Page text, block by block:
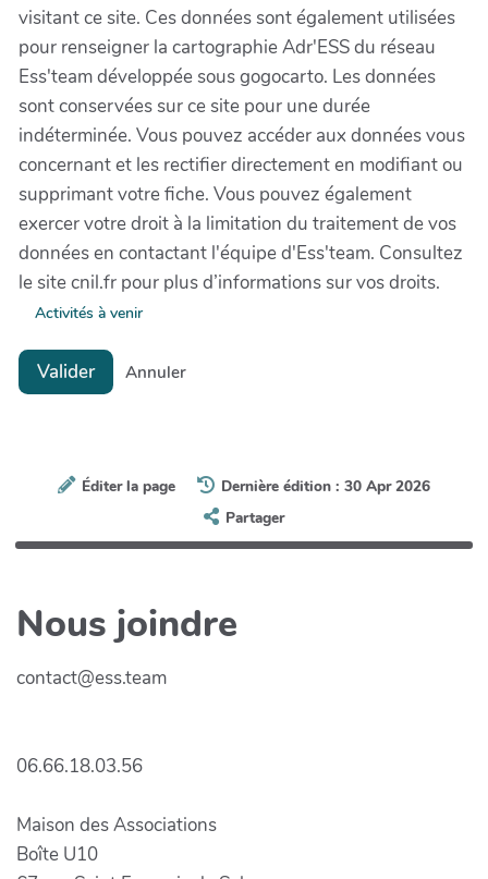
visitant ce site. Ces données sont également utilisées
pour renseigner la cartographie Adr'ESS du réseau
Ess'team développée sous gogocarto. Les données
sont conservées sur ce site pour une durée
indéterminée. Vous pouvez accéder aux données vous
concernant et les rectifier directement en modifiant ou
supprimant votre fiche. Vous pouvez également
exercer votre droit à la limitation du traitement de vos
données en contactant l'équipe d'Ess'team. Consultez
le site cnil.fr pour plus d’informations sur vos droits.
Activités à venir
Valider Annuler
Éditer la page
Dernière édition : 30 Apr 2026
Partager
Nous joindre
contact@ess.team
06.66.18.03.56
Maison des Associations
Boîte U10